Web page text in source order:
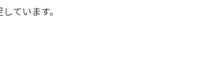
ています。